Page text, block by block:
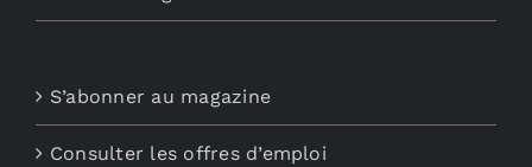
S’abonner au magazine
Consulter les offres d’emploi